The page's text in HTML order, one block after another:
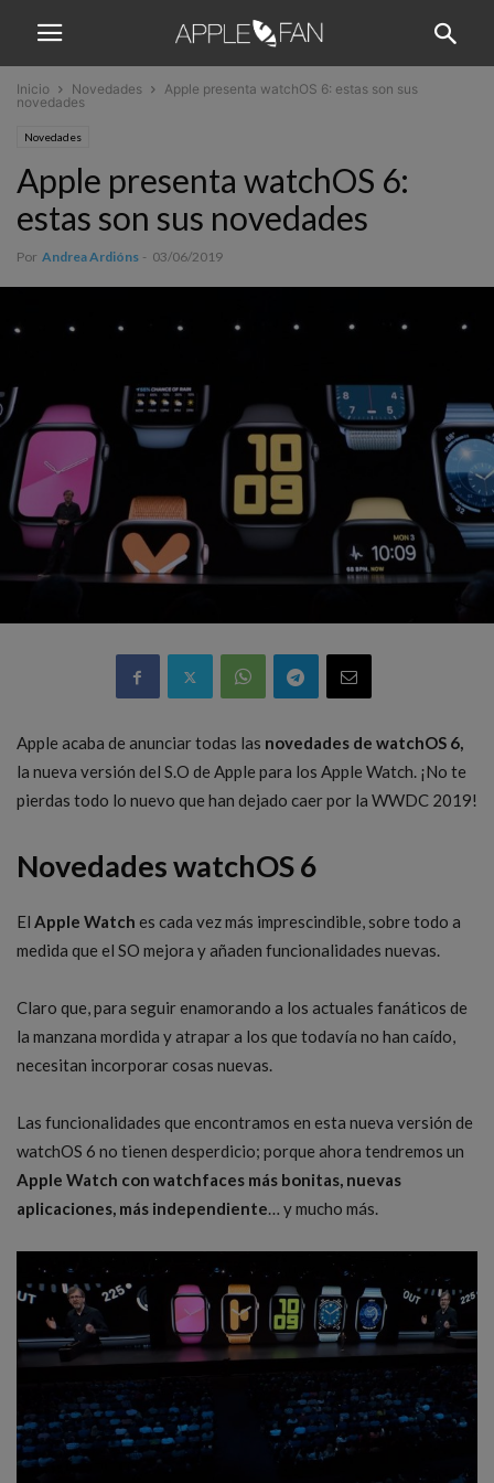
Inicio Novedades
Apple presenta watchOS 6: estas son sus
novedades
Novedades
Apple presenta watchOS 6:
estas son sus novedades
Por Andrea Ardións - 03/06/2019
Apple acaba de anunciar todas las novedades de watchOS 6,
la nueva versión del S.O de Apple para los Apple Watch. ¡No te
pierdas todo lo nuevo que han dejado caer por la WWDC 2019!
Novedades watchOS 6
El Apple Watch es cada vez más imprescindible, sobre todo a
medida que el SO mejora y añaden funcionalidades nuevas.
Claro que, para seguir enamorando a los actuales fanáticos de
la manzana mordida y atrapar a los que todavía no han caído,
necesitan incorporar cosas nuevas.
Las funcionalidades que encontramos en esta nueva versión de
watchOS 6 no tienen desperdicio; porque ahora tendremos un
Apple Watch con watchfaces más bonitas, nuevas
aplicaciones, más independiente… y mucho más.